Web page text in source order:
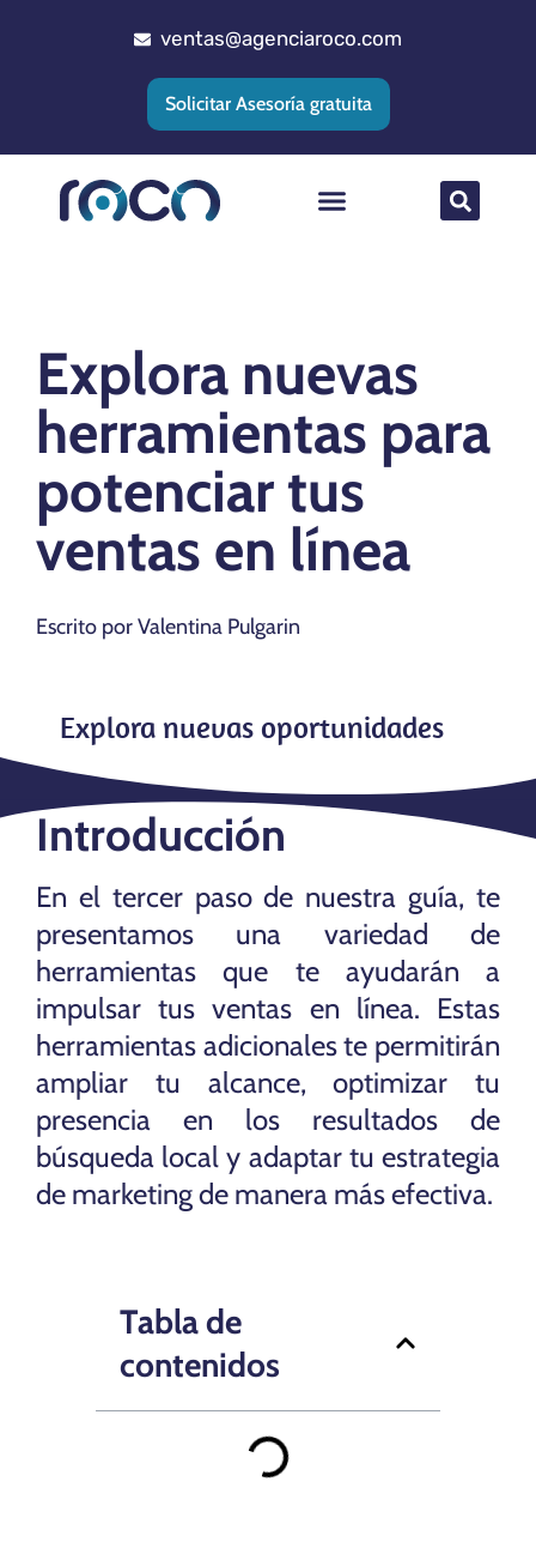
ventas@agenciaroco.com
Solicitar Asesoría gratuita
Explora nuevas
herramientas para
potenciar tus
ventas en línea
Escrito por Valentina Pulgarin
Explora nuevas oportunidades
Introducción
En el tercer paso de nuestra guía, te
presentamos una variedad de
herramientas que te ayudarán a
impulsar tus ventas en línea. Estas
herramientas adicionales te permitirán
ampliar tu alcance, optimizar tu
presencia en los resultados de
búsqueda local y adaptar tu estrategia
de marketing de manera más efectiva.
Tabla de
contenidos